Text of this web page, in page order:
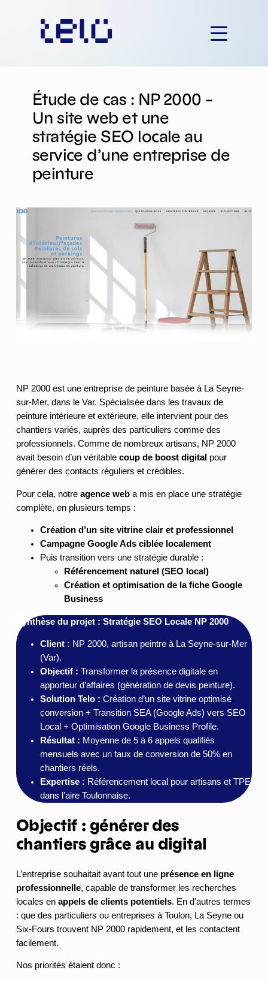
Étude de cas : NP 2000 –
Un site web et une
stratégie SEO locale au
service d’une entreprise de
peinture
NP 2000 est une entreprise de peinture basée à La Seyne-
sur-Mer, dans le Var. Spécialisée dans les travaux de
peinture intérieure et extérieure, elle intervient pour des
chantiers variés, auprès des particuliers comme des
professionnels. Comme de nombreux artisans, NP 2000
avait besoin d’un véritable coup de boost digital pour
générer des contacts réguliers et crédibles.
Pour cela, notre agence weba mis en place une stratégie
complète, en plusieurs temps :
Création d’un site vitrine clair et professionnel
Campagne Google Ads ciblée localement
Puis transition vers une stratégie durable :
Référencement naturel (SEO local)
Création et optimisation de la fiche Google
Business
Synthèse du projet : Stratégie SEO Locale NP 2000
Client : NP 2000, artisan peintre à La Seyne-sur-Mer
(Var).
Objectif : Transformer la présence digitale en
apporteur d’affaires (génération de devis peinture).
Solution Telo : Création d’un site vitrine optimisé
conversion + Transition SEA (Google Ads) vers SEO
Local + Optimisation Google Business Profile.
Résultat : Moyenne de 5 à 6 appels qualifiés
mensuels avec un taux de conversion de 50% en
chantiers réels.
Expertise : Référencement local pour artisans et TPE
dans l’aire Toulonnaise.
Objectif : générer des
chantiers grâce au digital
L’entreprise souhaitait avant tout une présence en ligne
professionnelle, capable de transformer les recherches
locales en appels de clients potentiels. En d’autres termes
: que des particuliers ou entreprises à Toulon, La Seyne ou
Six-Fours trouvent NP 2000 rapidement, et les contactent
facilement.
Nos priorités étaient donc :